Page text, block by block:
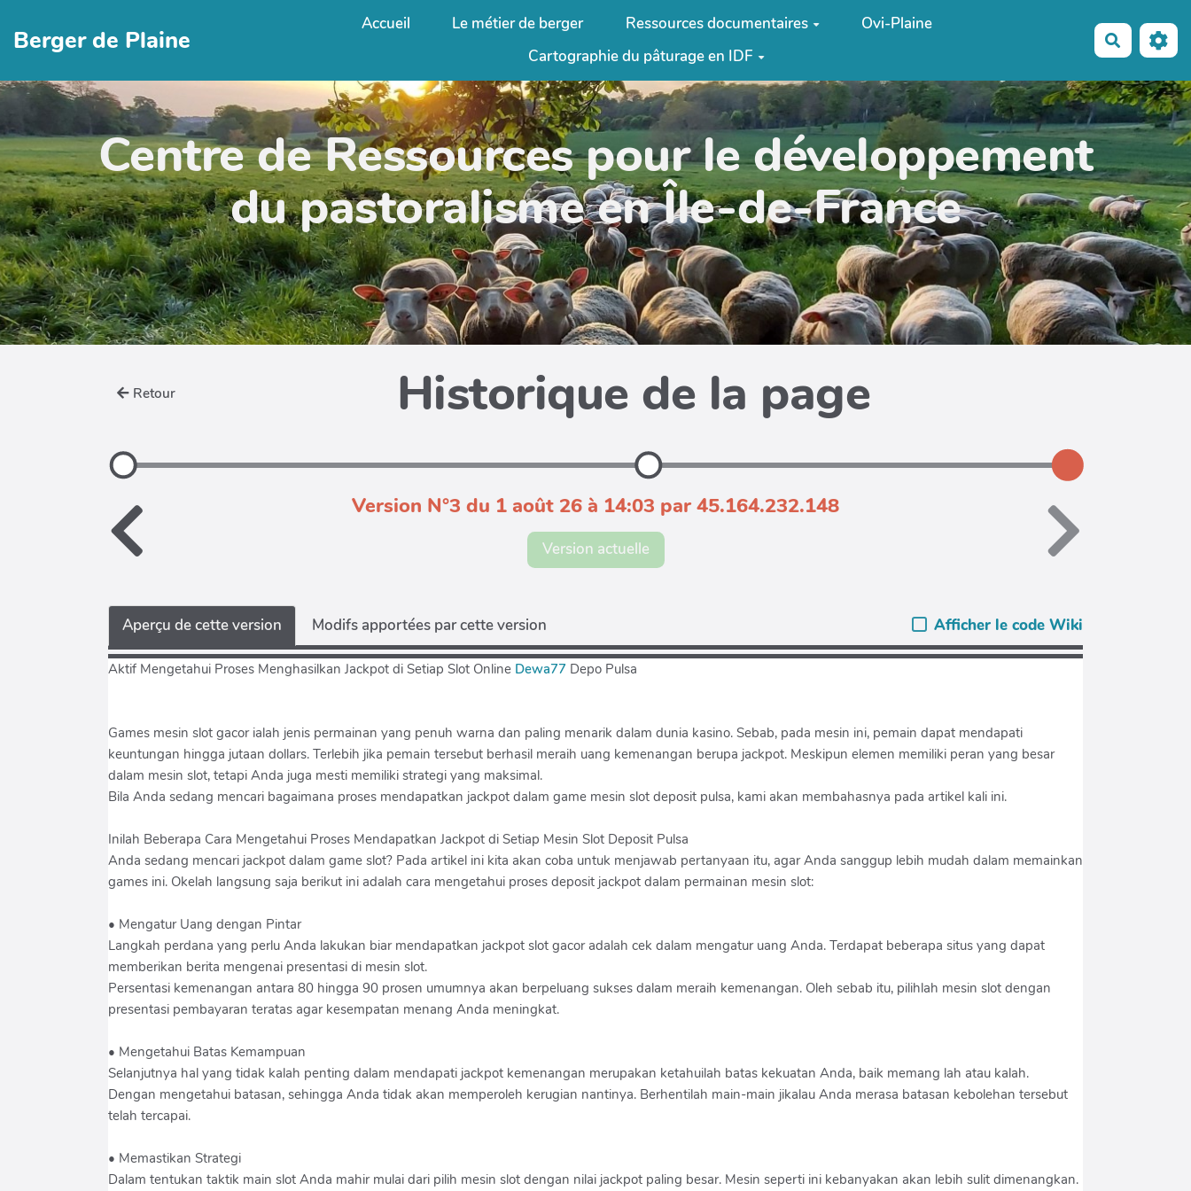
Berger de Plaine
Accueil Le métier de berger Ressources documentaires
Ovi-Plaine
Cartographie du pâturage en IDF
Centre de Ressources pour le développement
du pastoralisme en Île-de-France
Retour Historique de la page
Version N°3 du 1 août 26 à 14:03 par 45.164.232.148
Version actuelle
Aperçu de cette version Modifs apportées par cette version Afficher le code Wiki